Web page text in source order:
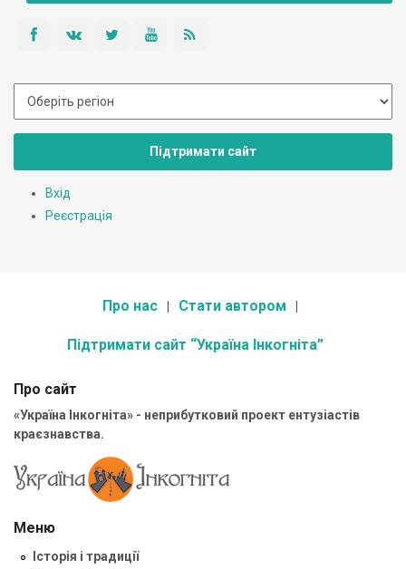
Підтримати сайт
Вхід
Реєстрація
Про нас Стати автором
Підтримати сайт “Україна Інкогніта”
Про сайт
«Україна Інкогніта» - неприбутковий проект ентузіастів
краєзнавства.
Меню
Історія і традиції